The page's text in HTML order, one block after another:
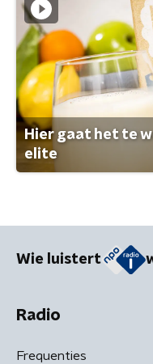
Hier gaat het te
elite
Wie luistert
Radio
Frequenties